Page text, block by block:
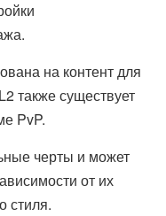
на контент для
также существует
PvP.
черты и может
от их
стиля.